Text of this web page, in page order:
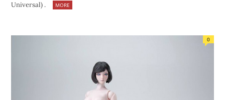
Universal) .
MORE
0